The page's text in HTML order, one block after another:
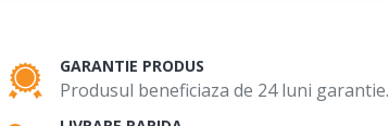
GARANTIE PRODUS
Produsul beneficiaza de 24 luni garantie.